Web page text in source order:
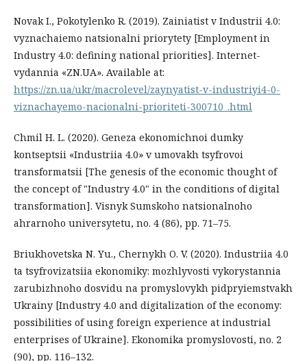
Novak I., Pokotylenko R. (2019). Zainiatist v Industrii 4.0:
vyznachaiemo natsionalni priorytety [Employment in
Industry 4.0: defining national priorities]. Internet-
vydannia «ZN.UA». Available at:
https://zn.ua/ukr/macrolevel/zaynyatist-v-industriyi4-0-
viznachayemo-nacionalni-prioriteti-300710_.html
Chmil H. L. (2020). Geneza ekonomichnoi dumky
kontseptsii «Industriia 4.0» v umovakh tsyfrovoi
transformatsii [The genesis of the economic thought of
the concept of "Industry 4.0" in the conditions of digital
transformation]. Visnyk Sumskoho natsionalnoho
ahrarnoho universytetu, no. 4 (86), pp. 71–75.
Briukhovetska N. Yu., Chernykh O. V. (2020). Industriia 4.0
ta tsyfrovizatsiia ekonomiky: mozhlyvosti vykorystannia
zarubizhnoho dosvidu na promyslovykh pidpryiemstvakh
Ukrainy [Industry 4.0 and digitalization of the economy:
possibilities of using foreign experience at industrial
enterprises of Ukraine]. Ekonomika promyslovosti, no. 2
(90), pp. 116–132.